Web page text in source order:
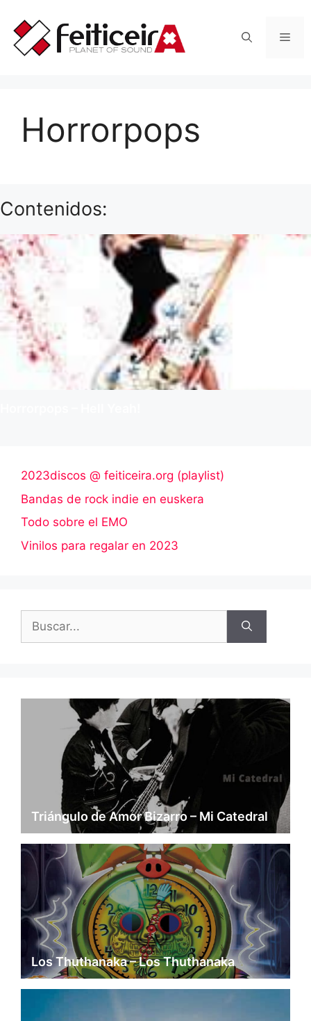
contenido
Horrorpops
Contenidos:
2023discos @ feiticeira.org (playlist)
Bandas de rock indie en euskera
Todo sobre el EMO
Vinilos para regalar en 2023
Triángulo de Amor Bizarro – Mi Catedral
Los Thuthanaka – Los Thuthanaka